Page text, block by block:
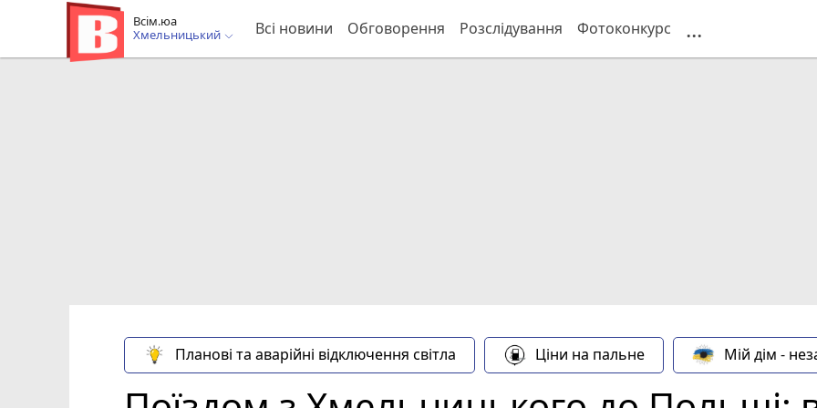
Всім.юа
Хмельницький
Всі новини Обговорення Розслідування Фотоконкурс ...
Планові та аварійні відключення світла Ціни на пальне Мій дім -